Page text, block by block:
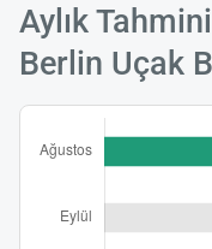
Aylık
Berlin Uçak